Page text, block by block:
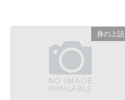
身の上話